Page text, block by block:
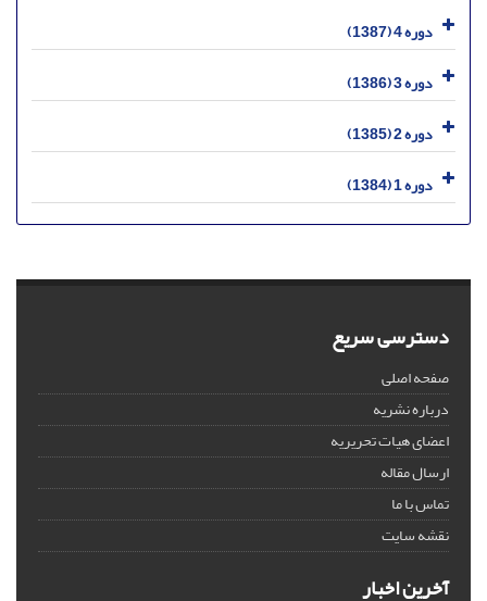
دوره 4 (1387)
دوره 3 (1386)
دوره 2 (1385)
دوره 1 (1384)
دسترسی سریع
صفحه اصلی
درباره نشریه
اعضای هیات تحریریه
ارسال مقاله
تماس با ما
نقشه سایت
آخرین اخبار